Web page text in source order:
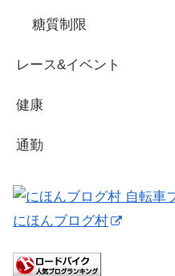
糖質制限
レース&イベント
健康
通勤
にほんブログ村